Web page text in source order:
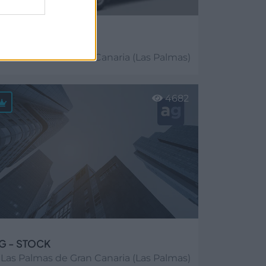
Palmas de Gran Canaria (Las Palmas)
más
- STOCK
Palmas de Gran Canaria (Las Palmas)
4682